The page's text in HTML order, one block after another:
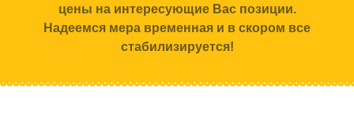
цены на интересующие Вас позиции.
Надеемся мера временная и в скором все
стабилизируется!